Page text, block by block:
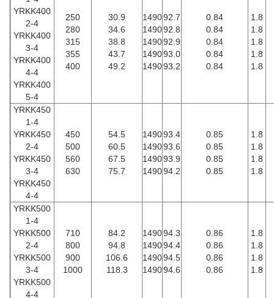
YRKK400
2-4
YRKK400
3-4
YRKK400
4-4
YRKK400
5-4
250
280
315
355
400
30.9
34.6
38.8
43.7
49.2
1490
1490
1490
1490
1490
92.7
92.8
92.9
93.0
93.2
0.84
0.84
0.84
0.84
0.84
1.8
1.8
1.8
1.8
1.8
YRKK450
1-4
YRKK450
2-4
YRKK450
3-4
YRKK450
4-4
450
500
560
630
54.5
60.5
67.5
75.7
1490
1490
1490
1490
93.4
93.6
93.9
94.2
0.85
0.85
0.85
0.85
1.8
1.8
1.8
1.8
YRKK500
1-4
YRKK500
2-4
YRKK500
3-4
YRKK500
4-4
710
800
900
1000
84.2
94.8
106.6
118.3
1490
1490
1490
1490
94.3
94.4
94.5
94.6
0.86
0.86
0.86
0.86
1.8
1.8
1.8
1.8